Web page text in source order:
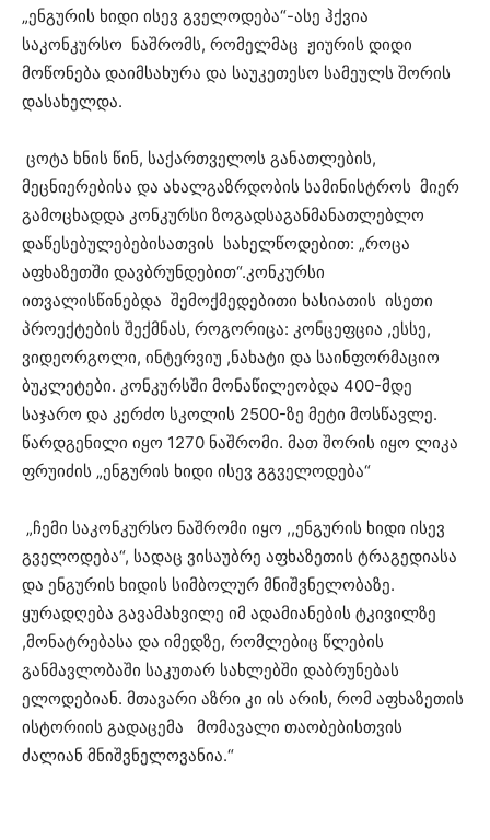
„ენგურის ხიდი ისევ გველოდება“-ასე ჰქვია
საკონკურსო ნაშრომს, რომელმაც ჟიურის დიდი
მოწონება დაიმსახურა და საუკეთესო სამეულს შორის
დასახელდა.
ცოტა ხნის წინ, საქართველოს განათლების,
მეცნიერებისა და ახალგაზრდობის სამინისტროს მიერ
გამოცხადდა კონკურსი ზოგადსაგანმანათლებლო
დაწესებულებებისათვის სახელწოდებით: „როცა
აფხაზეთში დავბრუნდებით“.კონკურსი
ითვალისწინებდა შემოქმედებითი ხასიათის ისეთი
პროექტების შექმნას, როგორიცა: კონცეფცია ,ესსე,
ვიდეორგოლი, ინტერვიუ ,ნახატი და საინფორმაციო
ბუკლეტები. კონკურსში მონაწილეობდა 400-მდე
საჯარო და კერძო სკოლის 2500-ზე მეტი მოსწავლე.
წარდგენილი იყო 1270 ნაშრომი. მათ შორის იყო ლიკა
ფრუიძის „ენგურის ხიდი ისევ გგველოდება“
„ჩემი საკონკურსო ნაშრომი იყო ,,ენგურის ხიდი ისევ
გველოდება“, სადაც ვისაუბრე აფხაზეთის ტრაგედიასა
და ენგურის ხიდის სიმბოლურ მნიშვნელობაზე.
ყურადღება გავამახვილე იმ ადამიანების ტკივილზე
,მონატრებასა და იმედზე, რომლებიც წლების
განმავლობაში საკუთარ სახლებში დაბრუნებას
ელოდებიან. მთავარი აზრი კი ის არის, რომ აფხაზეთის
ისტორიის გადაცემა მომავალი თაობებისთვის
ძალიან მნიშვნელოვანია.“